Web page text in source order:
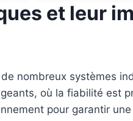
et leur
nombreux systèmes
où la fiabilité est
pour garantir